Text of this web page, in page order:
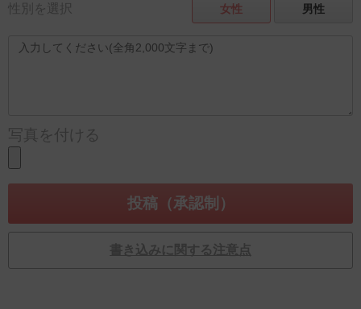
性別を選択 女性 男性
写真を付ける
書き込みに関する注意点